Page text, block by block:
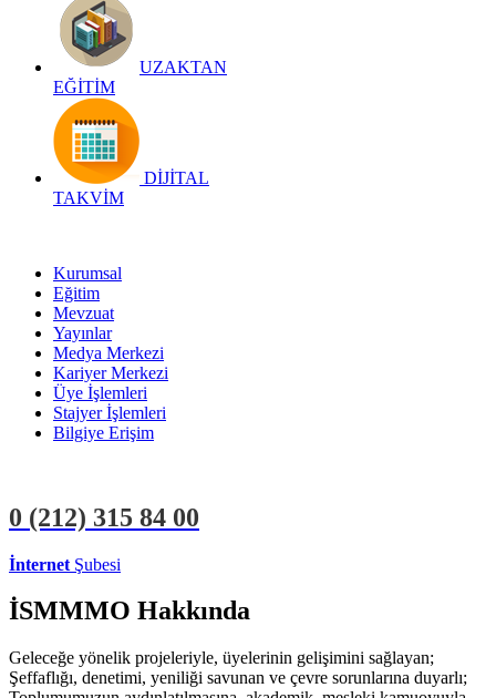
UZAKTAN
EĞİTİM
DİJİTAL
TAKVİM
Kurumsal
Eğitim
Mevzuat
Yayınlar
Medya Merkezi
Kariyer Merkezi
Üye İşlemleri
Stajyer İşlemleri
Bilgiye Erişim
0 (212) 315 84 00
İnternet Şubesi
İSMMMO Hakkında
Geleceğe yönelik projeleriyle, üyelerinin gelişimini sağlayan;
Şeffaflığı, denetimi, yeniliği savunan ve çevre sorunlarına duyarlı;